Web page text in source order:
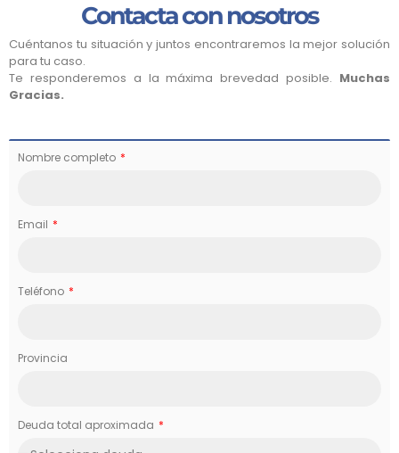
Contacta con nosotros
Cuéntanos tu situación y juntos encontraremos la mejor solución
para tu caso.
Te responderemos a la máxima brevedad posible. Muchas
Gracias.
Nombre completo
Email
Teléfono
Provincia
Deuda total aproximada